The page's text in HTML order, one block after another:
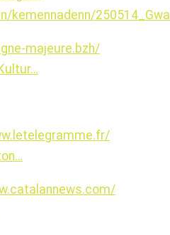
kemennadenn/
majeure.bzh/